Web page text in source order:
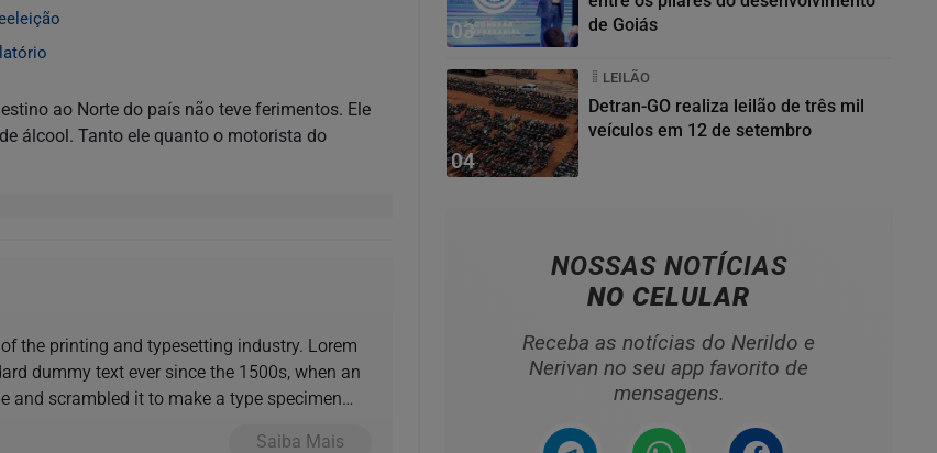
ao Norte do país não teve ferimentos. Ele
álcool. Tanto ele quanto o motorista do
the printing and typesetting industry. Lorem
dummy text ever since the 1500s, when an
and scrambled it to make a type specimen
Saiba Mais
03
de Goiás
04
LEILÃO
Detran-GO realiza leilão de três mil
veículos em 12 de setembro
NOSSAS NOTÍCIAS
NO CELULAR
Receba as notícias do Nerildo e
Nerivan no seu app favorito de
mensagens.